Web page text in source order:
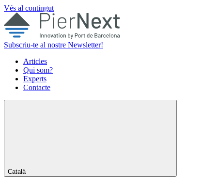
Vés al contingut
Subscriu-te al nostre Newsletter!
Articles
Qui som?
Experts
Contacte
Català